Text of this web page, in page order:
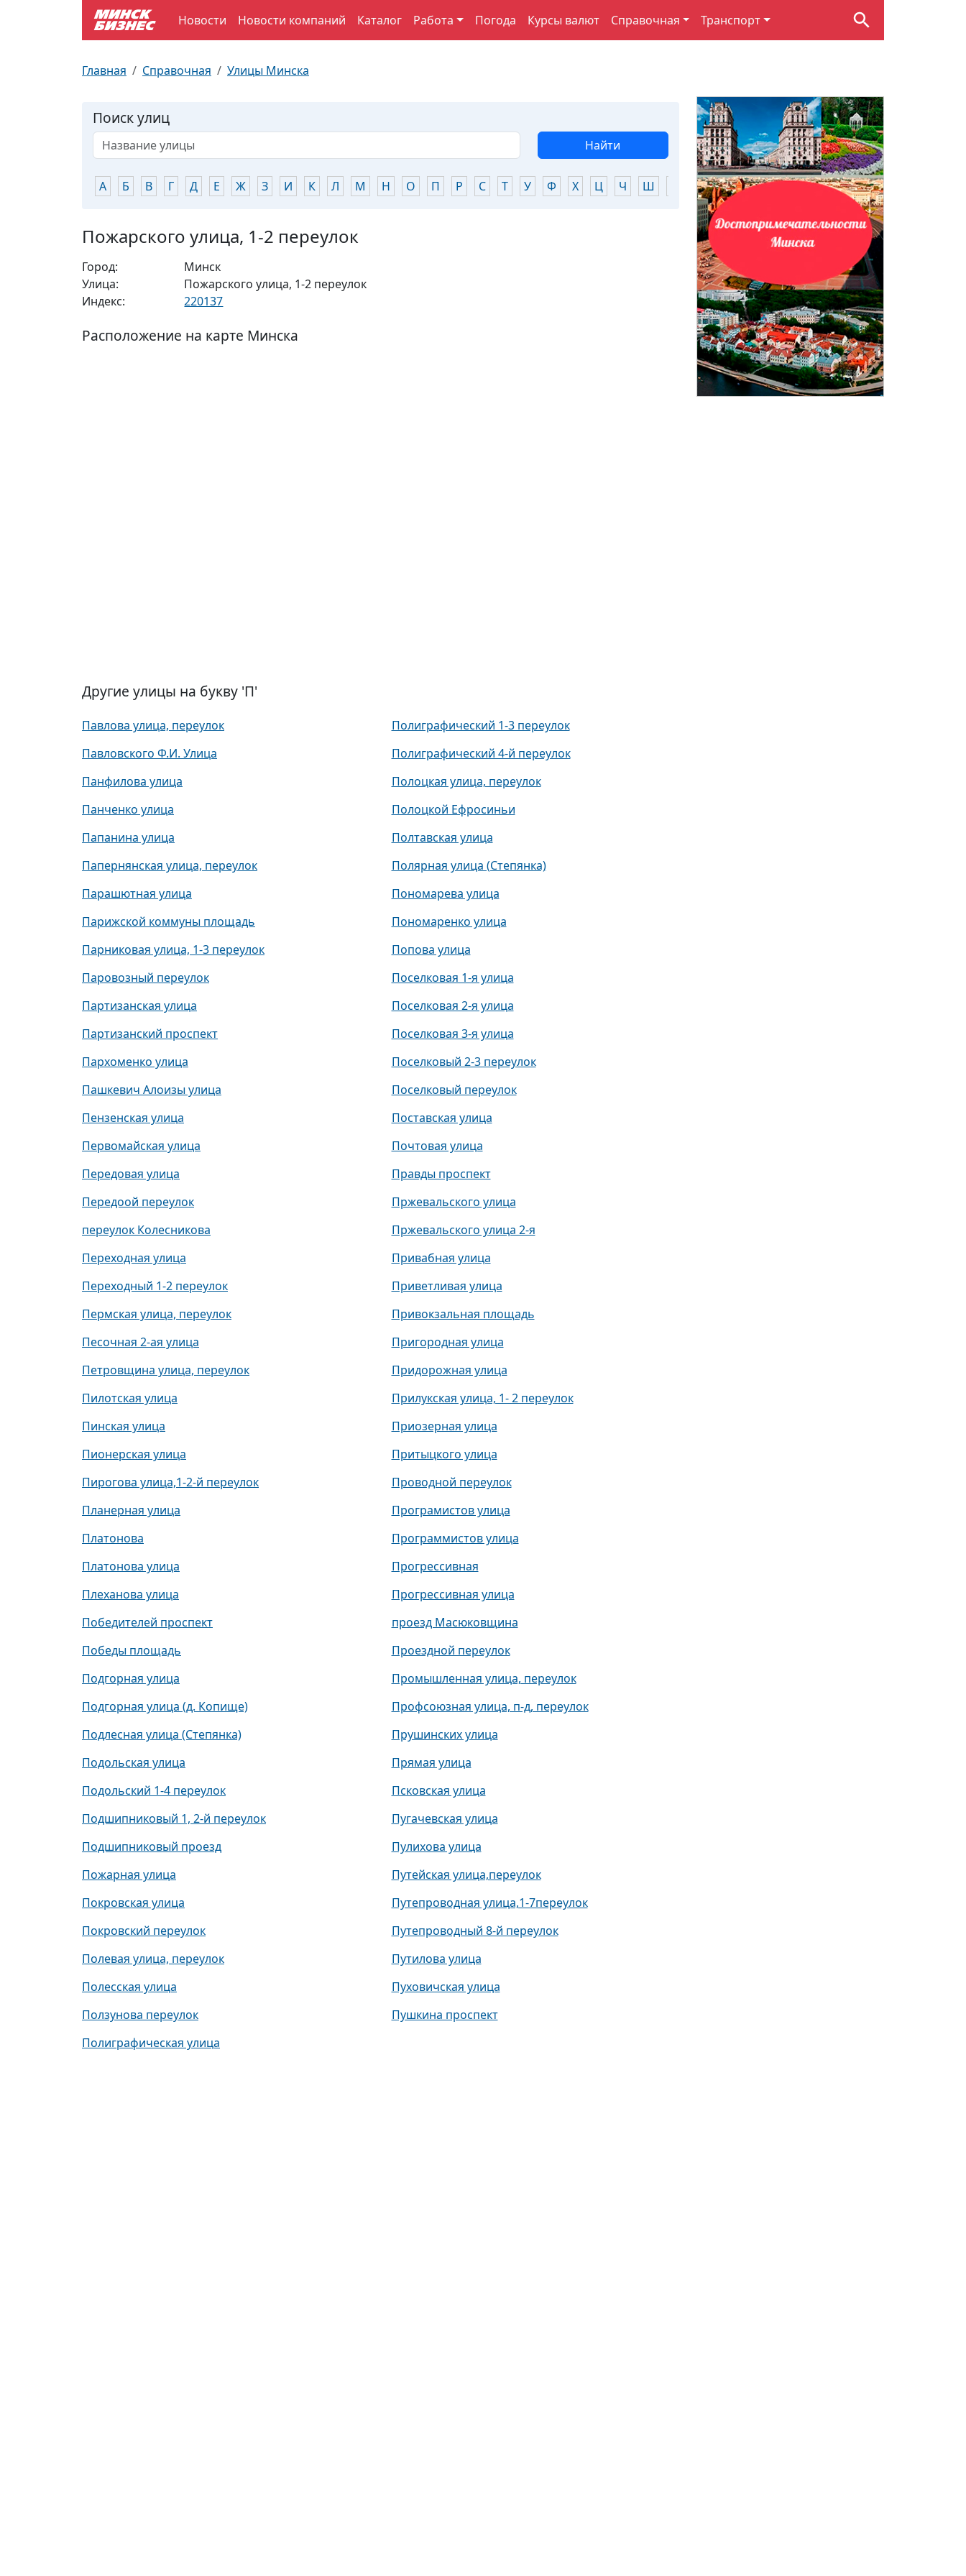
Новости Новости компаний Каталог Работа Погода Курсы валют Справочная Транспорт
Главная Справочная Улицы Минска
Поиск улиц
Найти
А Б В Г Д Е Ж З И К Л М Н О П Р С Т У Ф Х Ц Ч Ш Ю Я
Пожарского улица, 1-2 переулок
Город:
Минск
Улица:
Пожарского улица, 1-2 переулок
Индекс:
220137
Расположение на карте Минска
Другие улицы на букву 'П'
Павлова улица, переулок
Павловского Ф.И. Улица
Панфилова улица
Панченко улица
Папанина улица
Папернянская улица, переулок
Парашютная улица
Парижской коммуны площадь
Парниковая улица, 1-3 переулок
Паровозный переулок
Партизанская улица
Партизанский проспект
Пархоменко улица
Пашкевич Алоизы улица
Пензенская улица
Первомайская улица
Передовая улица
Передоой переулок
переулок Колесникова
Переходная улица
Переходный 1-2 переулок
Пермская улица, переулок
Песочная 2-ая улица
Петровщина улица, переулок
Пилотская улица
Пинская улица
Пионерская улица
Пирогова улица,1-2-й переулок
Планерная улица
Платонова
Платонова улица
Плеханова улица
Победителей проспект
Победы площадь
Подгорная улица
Подгорная улица (д. Копище)
Подлесная улица (Степянка)
Подольская улица
Подольский 1-4 переулок
Подшипниковый 1, 2-й переулок
Подшипниковый проезд
Пожарная улица
Покровская улица
Покровский переулок
Полевая улица, переулок
Полесская улица
Ползунова переулок
Полиграфическая улица
Полиграфический 1-3 переулок
Полиграфический 4-й переулок
Полоцкая улица, переулок
Полоцкой Ефросиньи
Полтавская улица
Полярная улица (Степянка)
Пономарева улица
Пономаренко улица
Попова улица
Поселковая 1-я улица
Поселковая 2-я улица
Поселковая 3-я улица
Поселковый 2-3 переулок
Поселковый переулок
Поставская улица
Почтовая улица
Правды проспект
Пржевальского улица
Пржевальского улица 2-я
Привабная улица
Приветливая улица
Привокзальная площадь
Пригородная улица
Придорожная улица
Прилукская улица, 1- 2 переулок
Приозерная улица
Притыцкого улица
Проводной переулок
Програмистов улица
Программистов улица
Прогрессивная
Прогрессивная улица
проезд Масюковщина
Проездной переулок
Промышленная улица, переулок
Профсоюзная улица, п-д, переулок
Прушинских улица
Прямая улица
Псковская улица
Пугачевская улица
Пулихова улица
Путейская улица,переулок
Путепроводная улица,1-7переулок
Путепроводный 8-й переулок
Путилова улица
Пуховичская улица
Пушкина проспект
Почтовые индексы
Документы для ЗАГСа